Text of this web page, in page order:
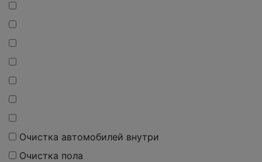
Очистка автомобилей внутри
Очистка пола